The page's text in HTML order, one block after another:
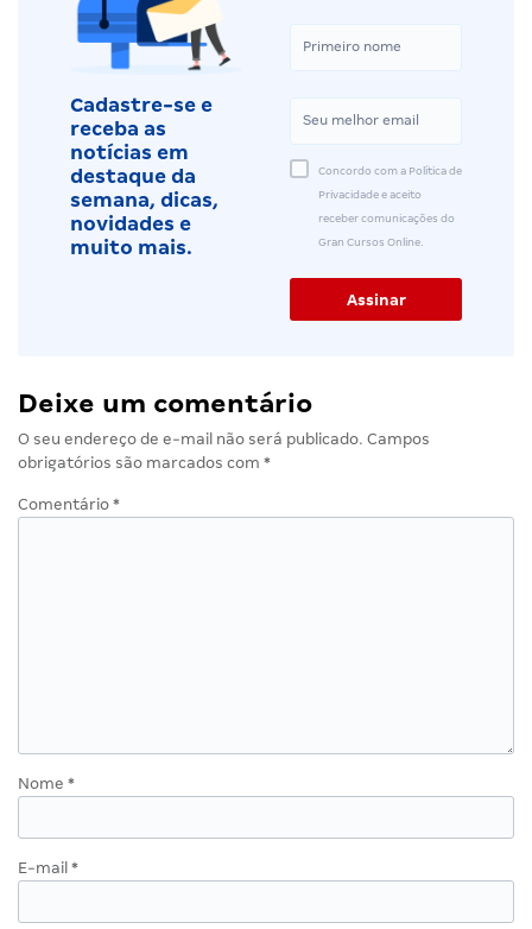
Cadastre-se e
receba as
notícias em
destaque da
semana, dicas,
novidades e
muito mais.
Concordo com a Política de
Privacidade e aceito
receber comunicações do
Gran Cursos Online.
Deixe um comentário
O seu endereço de e-mail não será publicado. Campos
obrigatórios são marcados com *
Comentário *
Nome *
E-mail *